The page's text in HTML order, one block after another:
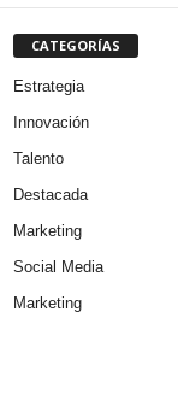
CATEGORÍAS
Estrategia
Innovación
Talento
Destacada
Marketing
Social Media
Marketing